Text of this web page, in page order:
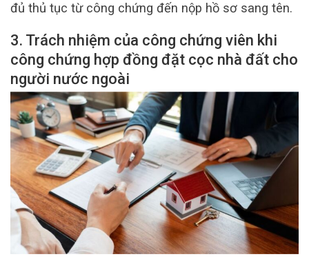
đủ thủ tục từ công chứng đến nộp hồ sơ sang tên.
3. Trách nhiệm của công chứng viên khi
công chứng hợp đồng đặt cọc nhà đất cho
người nước ngoài